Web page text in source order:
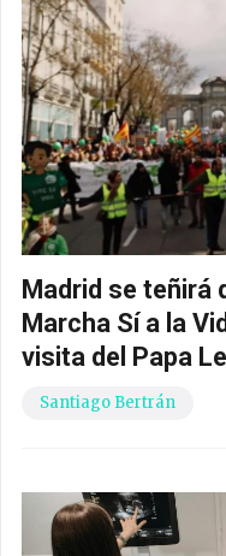
Madrid se teñirá
Marcha Sí a la
visita del Papa
Santiago Bertrán